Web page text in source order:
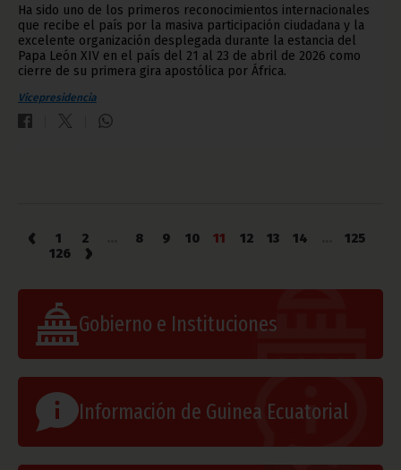
Ha sido uno de los primeros reconocimientos internacionales
que recibe el país por la masiva participación ciudadana y la
excelente organización desplegada durante la estancia del
Papa León XIV en el país del 21 al 23 de abril de 2026 como
cierre de su primera gira apostólica por África.
Vicepresidencia
‹ 1 2 8 9 10 11 12 13 14
125
126
›
Gobierno e Instituciones
Información de Guinea Ecuatorial